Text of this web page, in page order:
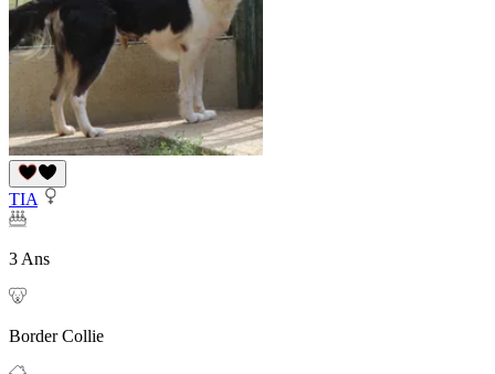
TIA
3 Ans
Border Collie